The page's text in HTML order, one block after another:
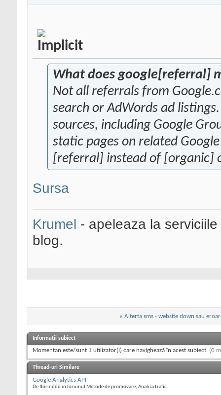
What does google[referral]
Not all referrals from
search or AdWords ad
sources, including Google
static pages on related
[referral] instead of [organic]
Sursa
Krumel - apeleaza la
blog.
« Alterta sms - website down sau
Informații subiect
Momentan este/sunt 1 utilizator(i) care navighează în acest subiect. (0
Thread-uri Similare
Google Analytics API
De florin666 în forumul Metode de promovare, Analiza trafic.